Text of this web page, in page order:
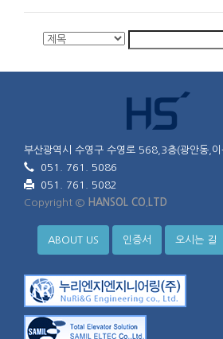
부산광역시 수영구 수영로 568,3층(광안동,이
051. 761. 5086
051. 761. 5082
Copyright © HANSOL CO.LTD
ABOUT US 인증서 오시는 길